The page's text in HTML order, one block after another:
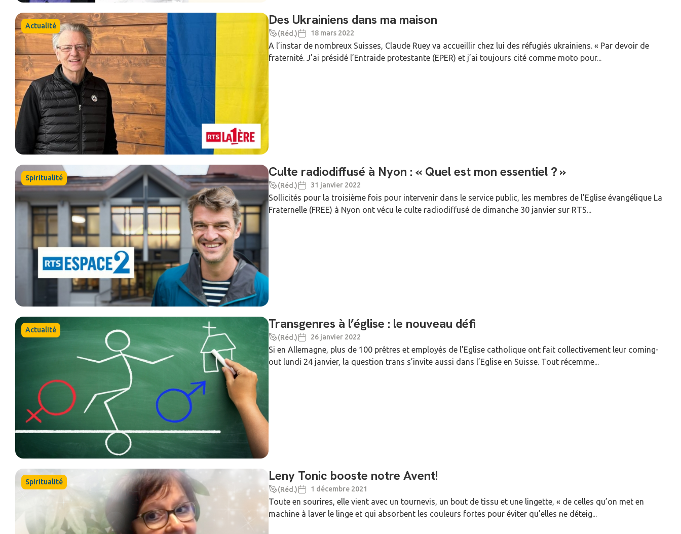
Actualité Des Ukrainiens dans ma maison
(Réd.) 18 mars 2022
A l’instar de nombreux Suisses, Claude Ruey va accueillir chez lui des réfugiés ukrainiens. « Par devoir de
fraternité. J’ai présidé l’Entraide protestante (EPER) et j’ai toujours cité comme moto pour...
Spiritualité Culte radiodiffusé à Nyon : « Quel est mon essentiel ? »
(Réd.) 31 janvier 2022
Sollicités pour la troisième fois pour intervenir dans le service public, les membres de l’Eglise évangélique La
Fraternelle (FREE) à Nyon ont vécu le culte radiodiffusé de dimanche 30 janvier sur RTS...
Actualité Transgenres à l’église : le nouveau défi
(Réd.) 26 janvier 2022
Si en Allemagne, plus de 100 prêtres et employés de l’Eglise catholique ont fait collectivement leur coming-
out lundi 24 janvier, la question trans s’invite aussi dans l’Eglise en Suisse. Tout récemme...
Spiritualité Leny Tonic booste notre Avent!
(Réd.) 1 décembre 2021
Toute en sourires, elle vient avec un tournevis, un bout de tissu et une lingette, « de celles qu’on met en
machine à laver le linge et qui absorbent les couleurs fortes pour éviter qu’elles ne déteig...